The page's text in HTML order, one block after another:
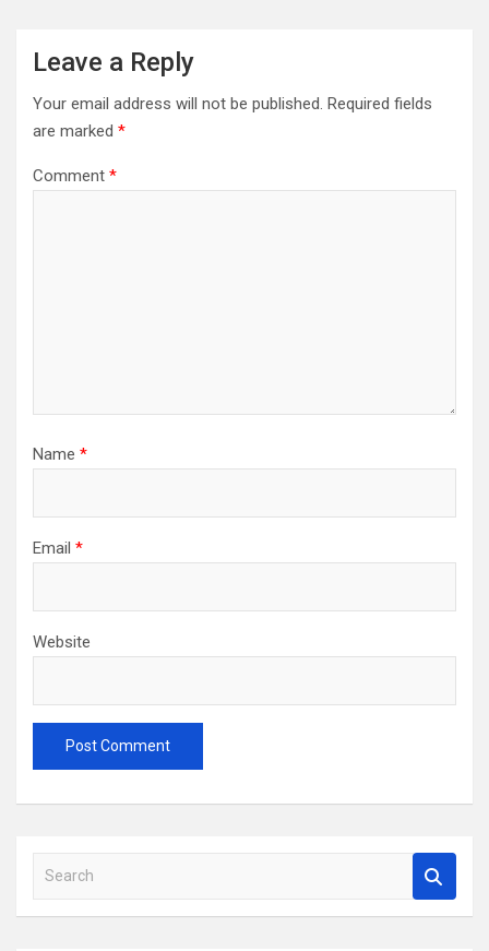
Leave a Reply
Your email address will not be published. Required fields
are marked *
Comment *
Name *
Email *
Website
a